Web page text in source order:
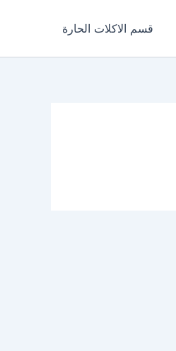
قسم الاكلات الحارة